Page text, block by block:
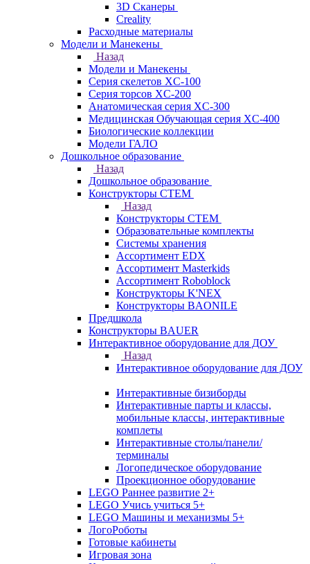
3D Сканеры
Creality
Расходные материалы
Модели и Манекены
Назад
Модели и Манекены
Серия скелетов XC-100
Серия торсов XC-200
Анатомическая серия XC-300
Медицинская Обучающая серия XC-400
Биологические коллекции
Модели ГАЛО
Дошкольное образование
Назад
Дошкольное образование
Конструкторы СТЕМ
Назад
Конструкторы СТЕМ
Образовательные комплекты
Системы хранения
Ассортимент EDX
Ассортимент Masterkids
Ассортимент Roboblock
Конструкторы K'NEX
Конструкторы BAONILE
Предшкола
Конструкторы BAUER
Интерактивное оборудование для ДОУ
Назад
Интерактивное оборудование для ДОУ
Интерактивные бизиборды
Интерактивные парты и классы,
мобильные классы, интерактивные
комплеты
Интерактивные столы/панели/
терминалы
Логопедическое оборудование
Проекционное оборудование
LEGO Раннее развитие 2+
LEGO Учись учиться 5+
LEGO Машины и механизмы 5+
ЛогоРоботы
Готовые кабинеты
Игровая зона